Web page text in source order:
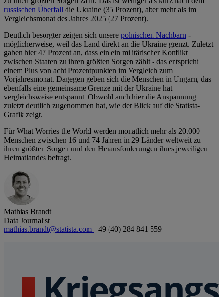
russischen Überfall die Ukraine (35 Prozent), aber mehr als im
Vergleichsmonat des Jahres 2025 (27 Prozent).
Deutlich besorgter zeigen sich unsere polnischen Nachbarn -
möglicherweise, weil das Land direkt an die Ukraine grenzt. Zuletzt
gaben hier 47 Prozent an, dass ein ein militärischer Konflikt
zwischen Staaten zu ihren größten Sorgen zählt - das entspricht
einem Plus von acht Prozentpunkten im Vergleich zum
Vorjahresmonat. Dagegen geben sich die Menschen in Ungarn, das
ebenfalls eine gemeinsame Grenze mit der Ukraine hat
vergleichsweise entspannt. Obwohl auch hier die Anspannung
zuletzt deutlich zugenommen hat, wie der Blick auf die Statista-
Grafik zeigt.
Für What Worries the World werden monatlich mehr als 20.000
Menschen zwischen 16 und 74 Jahren in 29 Länder weltweit zu
ihren größten Sorgen und den Herausforderungen ihres jeweiligen
Heimatlandes befragt.
Mathias Brandt
Data Journalist
mathias.brandt@statista.com +49 (40) 284 841 559